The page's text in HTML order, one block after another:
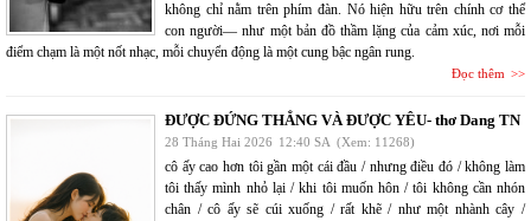
không chỉ nằm trên phím đàn. Nó hiện hữu trên chính cơ thể
con người— như một bản đồ thầm lặng của cảm xúc, nơi mỗi
điểm chạm là một nốt nhạc, mỗi chuyển động là một cung bậc ngân rung.
Đọc thêm
ĐƯỢC ĐỨNG THẲNG VÀ ĐƯỢC YÊU- thơ Dang TN
28 Tháng Hai 2026 12:40 SA (Xem: 11268)
cô ấy cao hơn tôi gần một cái đầu / nhưng điều đó / không làm
tôi thấy mình nhỏ lại / khi tôi muốn hôn / tôi không cần nhón
chân / cô ấy sẽ cúi xuống / rất khẽ / như một nhành cây /